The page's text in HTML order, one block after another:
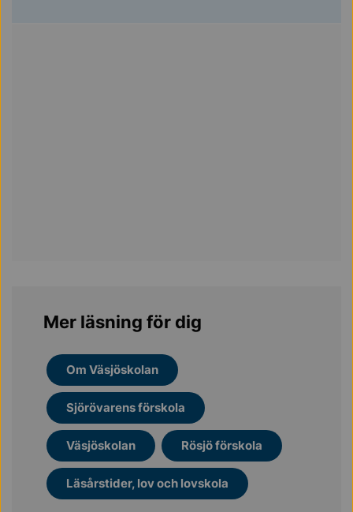
Mer läsning för dig
Om Väsjöskolan
Sjörövarens förskola
Väsjöskolan Rösjö förskola
Läsårstider, lov och lovskola